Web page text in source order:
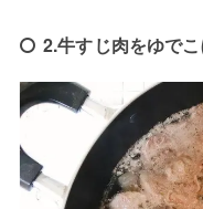
2.牛すじ肉をゆで